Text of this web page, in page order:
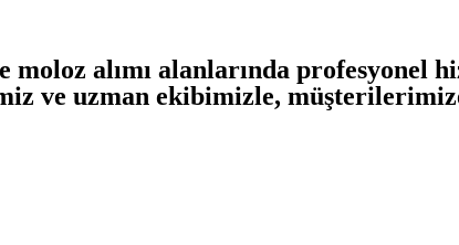
alımı alanlarında profesyonel
ve uzman ekibimizle,